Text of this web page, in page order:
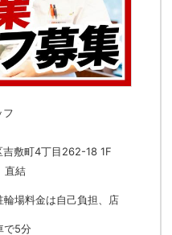
フ
吉敷町4丁目262-18 1F
直結
場料金は自己負担、店
で5分